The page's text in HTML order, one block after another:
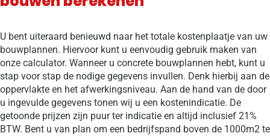
U bent uiteraard benieuwd naar het totale kostenplaatje van uw
bouwplannen. Hiervoor kunt u eenvoudig gebruik maken van
onze calculator. Wanneer u concrete bouwplannen hebt, kunt u
stap voor stap de nodige gegevens invullen. Denk hierbij aan de
oppervlakte en het afwerkingsniveau. Aan de hand van de door
u ingevulde gegevens tonen wij u een kostenindicatie. De
getoonde prijzen zijn puur ter indicatie en altijd inclusief 21%
BTW. Bent u van plan om een bedrijfspand boven de 1000m2 te